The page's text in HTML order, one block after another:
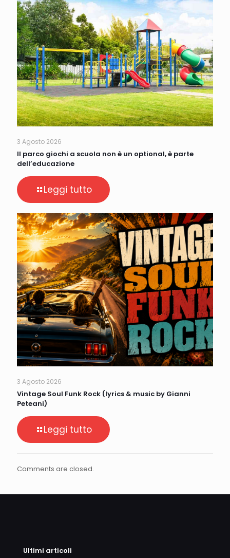
3 Agosto 2026
Il parco giochi a scuola non è un optional, è parte
dell’educazione
Leggi tutto
3 Agosto 2026
Vintage Soul Funk Rock (lyrics & music by Gianni
Peteani)
Leggi tutto
Comments are closed.
Ultimi articoli